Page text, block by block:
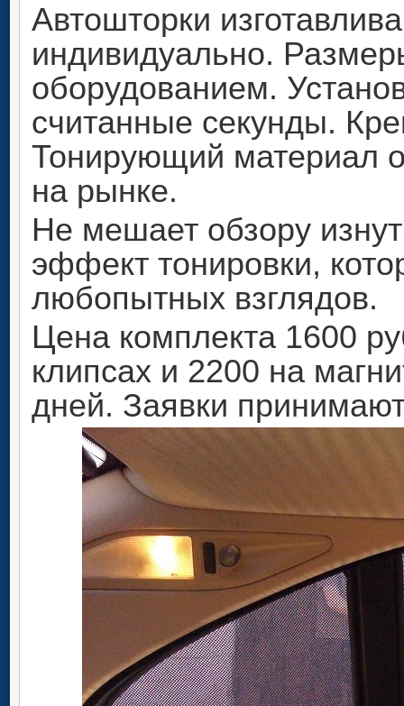
Автошторки
индивидуально.
оборудованием.
считанные секунды.
Тонирующий материал
на рынке.
Не мешает обзору
эффект тонировки,
любопытных взглядов.
Цена комплекта 1600
клипсах и 2200 на
дней. Заявки